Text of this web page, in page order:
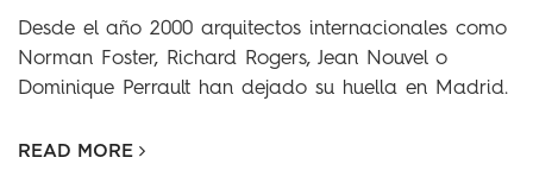
Desde el año 2000 arquitectos internacionales como
Norman Foster, Richard Rogers, Jean Nouvel o
Dominique Perrault han dejado su huella en Madrid.
READ MORE